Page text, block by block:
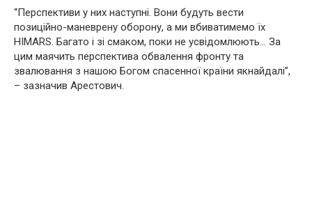
“Перспективи у них наступні. Вони будуть вести
позиційно-маневрену оборону, а ми вбиватимемо їх
HIMARS. Багато і зі смаком, поки не усвідомлюють… За
цим маячить перспектива обвалення фронту та
звалювання з нашою Богом спасенної країни якнайдалі”,
– зазначив Арестович.